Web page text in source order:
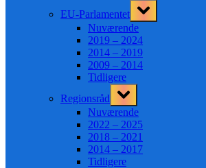
EU-Parlamentet
Toggle
sub-
menu
Nuværende
2019 – 2024
2014 – 2019
2009 – 2014
Tidligere
Regionsråd
Toggle
sub-
menu
Nuværende
2022 – 2025
2018 – 2021
2014 – 2017
Tidligere